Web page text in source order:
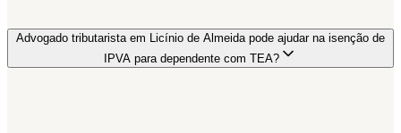
Advogado tributarista em Licínio de Almeida pode ajudar na isenção de
IPVA para dependente com TEA?